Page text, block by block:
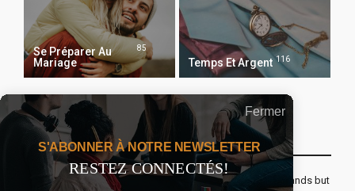
Se Préparer Au
Mariage
85
Temps Et Argent 116
Recevoir Notre Newsletter Chaque Matin
The real voyage of discovery consists not in seeking new lands but
Fermer
S'ABONNER À NOTRE NEWSLETTER
RESTEZ CONNECTÉS!